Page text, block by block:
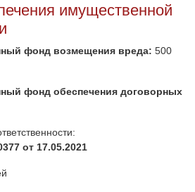
имущественной
фонд возмещения вреда: 500
фонд обеспечения договорных
от 17.05.2021